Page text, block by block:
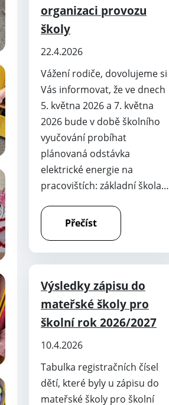
organizaci provozu
školy
22.4.2026
Vážení rodiče, dovolujeme si
Vás informovat, že ve dnech
5. května 2026 a 7. května
2026 bude v době školního
vyučování probíhat
plánovaná odstávka
elektrické energie na
pracovištích: základní škola…
Přečíst
Výsledky zápisu do
mateřské školy pro
školní rok 2026/2027
10.4.2026
Tabulka registračních čísel
dětí, které byly u zápisu do
mateřské školy pro školní